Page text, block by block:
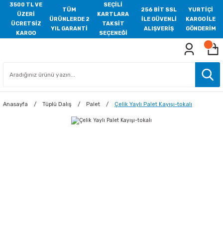
3500 TL VE
ÜZERİ
ÜCRETSİZ
KARGO
TÜM
ÜRÜNLERDE 2
YIL GARANTİ
SEÇİLİ
KARTLARA
TAKSİT
SEÇENEĞİ
256 BİT SSL
İLE GÜVENLİ
ALIŞVERİŞ
YURTİÇİ
KARGO İLE
GÖNDERİM
Anasayfa Tüplü Dalış Palet Çelik Yaylı Palet Kayışı-tokalı